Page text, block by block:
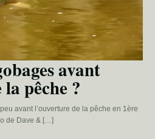
avant
pêche ?
avant l’ouverture de la pêche en 1ère
de Dave & […]